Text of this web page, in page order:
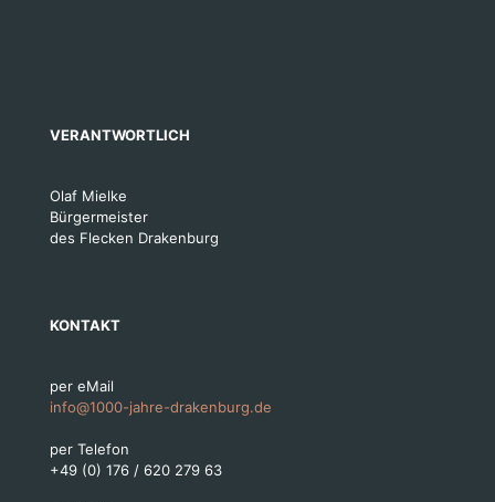
VERANTWORTLICH
Olaf Mielke
Bürgermeister
des Flecken Drakenburg
KONTAKT
per eMail
info@1000-jahre-drakenburg.de
per Telefon
+49 (0) 176 / 620 279 63